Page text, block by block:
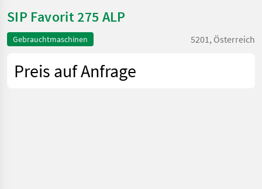
SIP Favorit 275 ALP
Gebrauchtmaschinen 5201, Österreich
Preis auf Anfrage